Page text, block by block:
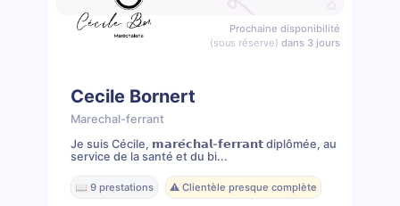
Prochaine disponibilité
(sous réserve) dans 3 jours
Cecile Bornert
Marechal-ferrant
Je suis Cécile, 𝗺𝗮𝗿𝗲́𝗰𝗵𝗮𝗹-𝗳𝗲𝗿𝗿𝗮𝗻𝘁 diplômée, au
service de la santé et du bi...
📖 9 prestations ⚠️ Clientèle presque complète